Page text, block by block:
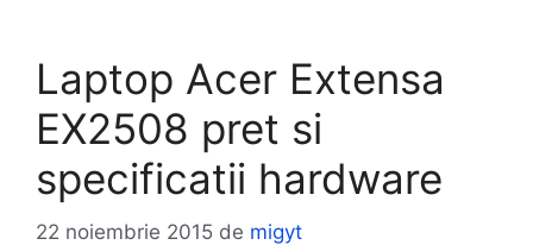
Laptop Acer Extensa
EX2508 pret si
specificatii hardware
22 noiembrie 2015 de migyt